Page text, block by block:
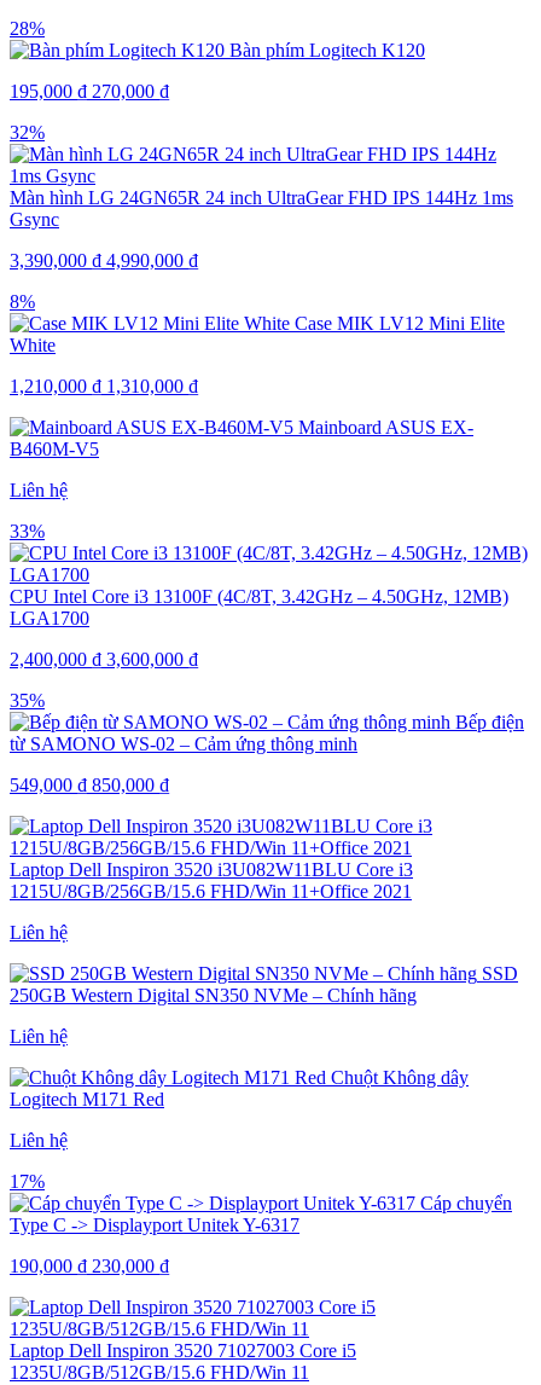
28%
Bàn phím Logitech K120
195,000 ₫ 270,000 ₫
32%
Màn hình LG 24GN65R 24 inch UltraGear FHD IPS 144Hz 1ms
Gsync
3,390,000 ₫ 4,990,000 ₫
8%
Case MIK LV12 Mini Elite
White
1,210,000 ₫ 1,310,000 ₫
Mainboard ASUS EX-
B460M-V5
Liên hệ
33%
CPU Intel Core i3 13100F (4C/8T, 3.42GHz – 4.50GHz, 12MB)
LGA1700
2,400,000 ₫ 3,600,000 ₫
35%
Bếp điện
từ SAMONO WS-02 – Cảm ứng thông minh
549,000 ₫ 850,000 ₫
Laptop Dell Inspiron 3520 i3U082W11BLU Core i3
1215U/8GB/256GB/15.6 FHD/Win 11+Office 2021
Liên hệ
SSD
250GB Western Digital SN350 NVMe – Chính hãng
Liên hệ
Chuột Không dây
Logitech M171 Red
Liên hệ
17%
Cáp chuyển
Type C -> Displayport Unitek Y-6317
190,000 ₫ 230,000 ₫
Laptop Dell Inspiron 3520 71027003 Core i5
1235U/8GB/512GB/15.6 FHD/Win 11